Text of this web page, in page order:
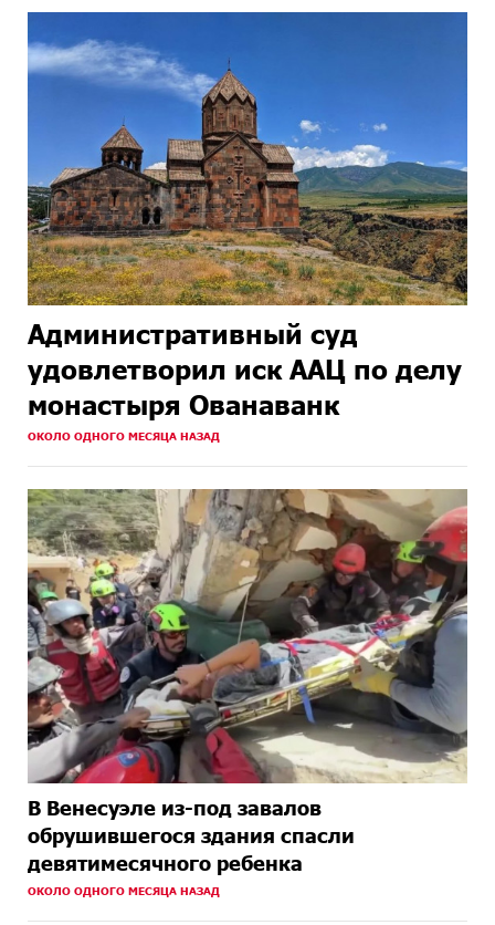
Административный суд
удовлетворил иск ААЦ по делу
монастыря Ованаванк
ОКОЛО ОДНОГО МЕСЯЦА НАЗАД
В Венесуэле из-под завалов
обрушившегося здания спасли
девятимесячного ребенка
ОКОЛО ОДНОГО МЕСЯЦА НАЗАД